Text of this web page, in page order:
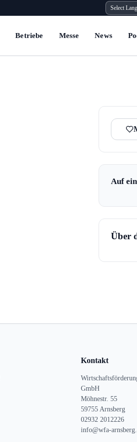
Betriebe Messe News
Auf
Über
Kontakt
GmbH
Möhnestr. 55
59755 Arnsberg
02932 2012226
info@wfa-